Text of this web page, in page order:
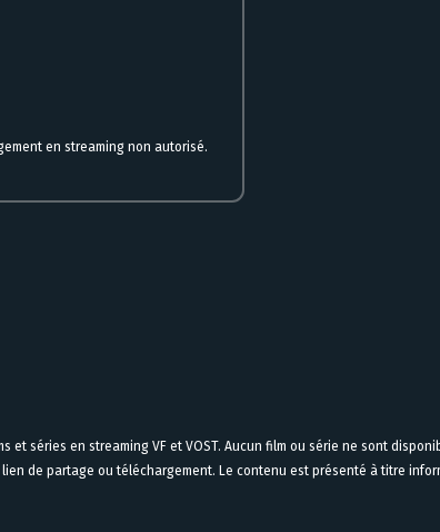
en streaming non autorisé.
séries en streaming VF et VOST. Aucun film ou série ne sont
de partage ou téléchargement. Le contenu est présenté à titre